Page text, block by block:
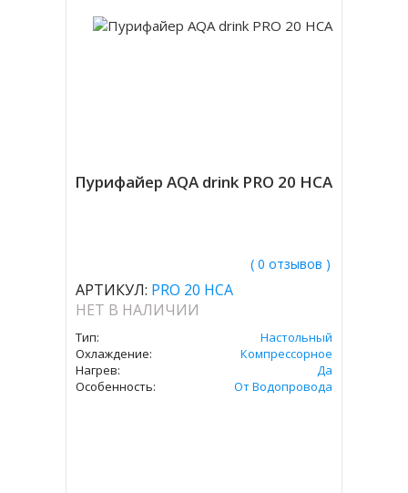
Пурифайер AQA drink PRO 20 HCA
( 0 отзывов )
АРТИКУЛ: PRO 20 HCA
НЕТ В НАЛИЧИИ
Тип:
Настольный
Охлаждение:
Компрессорное
Нагрев:
Да
Особенность:
От Водопровода